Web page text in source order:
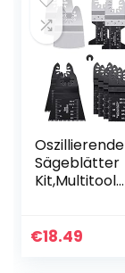
Oszillierende
Sägeblätter
Kit,Multitool
Oszillierende
€18.49